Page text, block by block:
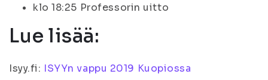
klo 18:25 Professorin uitto
Lue lisää:
Isyy.fi: ISYYn vappu 2019 Kuopiossa